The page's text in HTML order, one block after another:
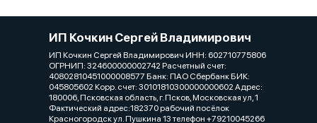
ИП Кочкин Сергей Владимирович
ИП Кочкин Сергей Владимирович ИНН: 602710775806
ОГРНИП: 324600000002742 Расчетный счет:
40802810451000008577 Банк: ПАО Сбербанк БИК:
045805602 Корр. счет: 30101810300000000602 Адрес:
180006, Псковская область, г. Псков, Московская ул, 1
Фактический адрес:182370 рабочий посёлок
Красногородск ул. Пушкина 13 телефон +79210045266